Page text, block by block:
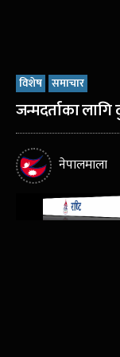
विशेष समाचार
जन्मदर्ताका
नेपालमाला